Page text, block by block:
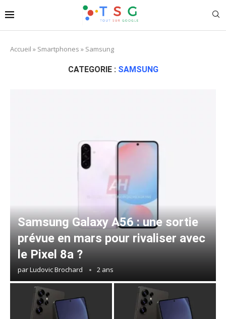
Accueil » Smartphones » Samsung
CATEGORIE : SAMSUNG
Samsung Galaxy A56 : une sortie
prévue en mars pour rivaliser avec
le Pixel 8a ?
parLudovic Brochard 2 ans